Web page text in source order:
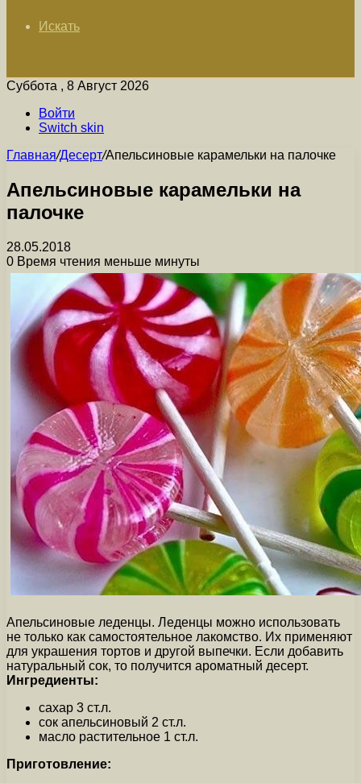
Искать
Суббота , 8 Август 2026
Войти
Switch skin
Главная/Десерт/Апельсиновые карамельки на палочке
Апельсиновые карамельки на
палочке
28.05.2018
0 Время чтения меньше минуты
Апельсиновые леденцы. Леденцы можно использовать
не только как самостоятельное лакомство. Их применяют
для украшения тортов и другой выпечки. Если добавить
натуральный сок, то получится ароматный десерт.
Ингредиенты:
сахар 3 ст.л.
сок апельсиновый 2 ст.л.
масло растительное 1 ст.л.
Приготовление: